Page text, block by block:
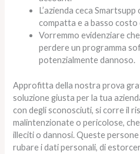
L’azienda ceca
compatta e a basso costo
Vorremmo evidenziare
perdere un programma
potenzialmente dannoso.
Approfitta della nostra prova
soluzione giusta per la tua
con degli sconosciuti, si corre il
malintenzionate o pericolose,
illeciti o dannosi. Queste
rubare i dati personali, di